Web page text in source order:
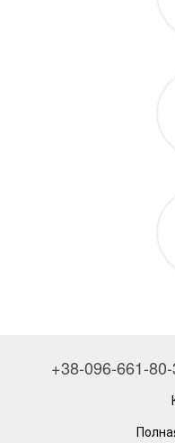
+38-096-661-